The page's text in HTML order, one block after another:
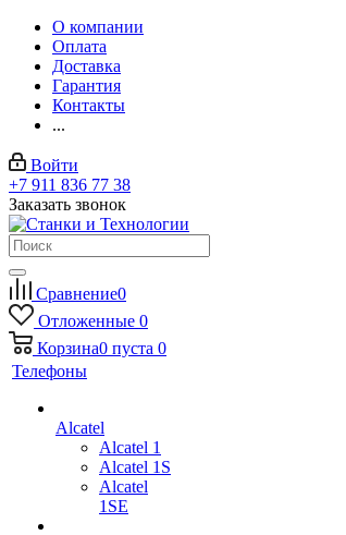
О компании
Оплата
Доставка
Гарантия
Контакты
...
Войти
+7 911 836 77 38
Заказать звонок
Сравнение0
Отложенные 0
Корзина0 пуста 0
Телефоны
Alcatel
Alcatel 1
Alcatel 1S
Alcatel
1SE